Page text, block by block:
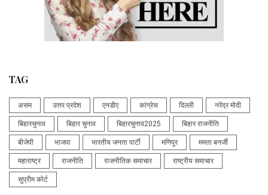
TAG
असम उत्तर प्रदेश एनडीए कांग्रेस दिल्ली नरेंद्र मोदी
बिहारचुनाव बिहार चुनाव बिहारचुनाव2025 बिहार राजनीति
बीजेपी भाजपा भारतीय जनता पार्टी मणिपुर ममता बनर्जी
महाराष्ट्र राजनीति राजनीतिक समाचार राष्ट्रीय समाचार
सुप्रीम कोर्ट